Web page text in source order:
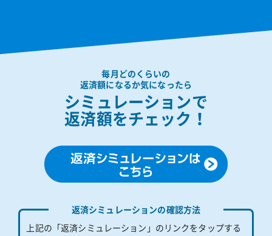
毎月どのくらいの
返済額になるか気になったら
シミュレーションで
返済額をチェック！
返済シミュレーションの確認方法
上記の「返済シミュレーション」のリンクをタップする